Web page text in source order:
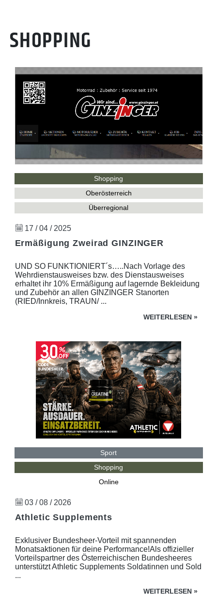
SHOPPING
Shopping
Oberösterreich
Überregional
17 / 04 / 2025
Ermäßigung Zweirad GINZINGER
UND SO FUNKTIONIERT´s…..Nach Vorlage des
Wehrdienstausweises bzw. des Dienstausweises
erhaltet ihr 10% Ermäßigung auf lagernde Bekleidung
und Zubehör an allen GINZINGER Stanorten
(RIED/Innkreis, TRAUN/ ...
WEITERLESEN »
Sport
Shopping
Online
03 / 08 / 2026
Athletic Supplements
Exklusiver Bundesheer-Vorteil mit spannenden
Monatsaktionen für deine Performance!Als offizieller
Vorteilspartner des Österreichischen Bundesheeres
unterstützt Athletic Supplements Soldatinnen und Sold
...
WEITERLESEN »